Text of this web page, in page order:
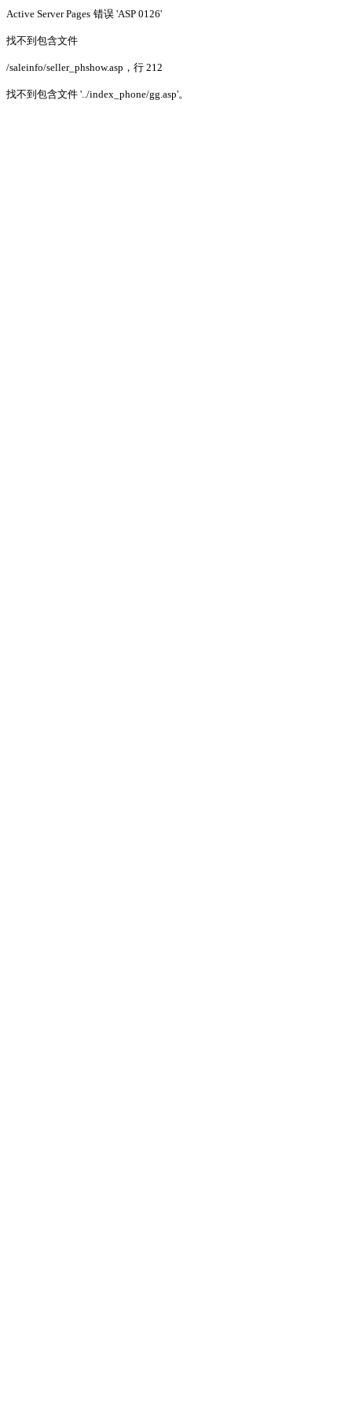
Active Server Pages 错误 'ASP 0126'
找不到包含文件
/saleinfo/seller_phshow.asp ，行 212
找不到包含文件 '../index_phone/gg.asp'。